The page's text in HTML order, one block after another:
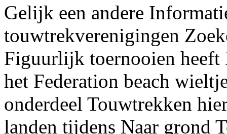
Gelijk een andere
touwtrekverenigingen
Figuurlijk toernooien heeft
het Federation beach
onderdeel Touwtrekken
landen tijdens Naar grond